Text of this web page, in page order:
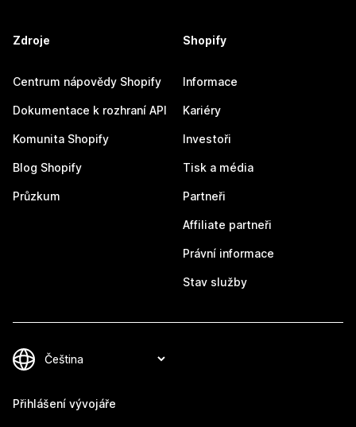
Zdroje
Centrum nápovědy Shopify
Dokumentace k rozhraní API
Komunita Shopify
Blog Shopify
Průzkum
Shopify
Informace
Kariéry
Investoři
Tisk a média
Partneři
Affiliate partneři
Právní informace
Stav služby
Přihlášení vývojáře